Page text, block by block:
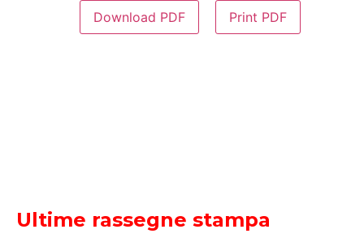
Download PDF Print PDF
Ultime rassegne stampa